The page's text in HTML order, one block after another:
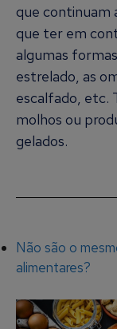
que continuam
que ter em
algumas
estrelado, as
escalfado, etc.
molhos ou
gelados.
Não são o
alimentares?